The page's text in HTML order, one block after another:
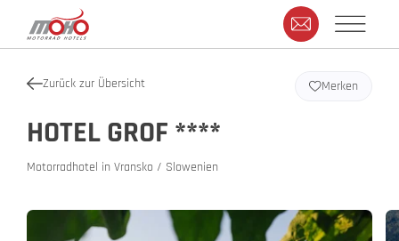
Zurück zur Übersicht
HOTEL GROF ****
Motorradhotel in Vransko / Slowenien
Merken